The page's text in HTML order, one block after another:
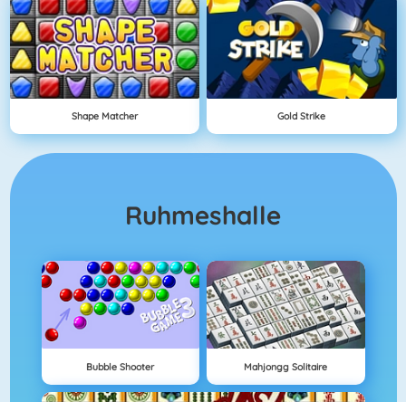
Shape Matcher Gold Strike
Ruhmeshalle
Bubble Shooter Mahjongg Solitaire